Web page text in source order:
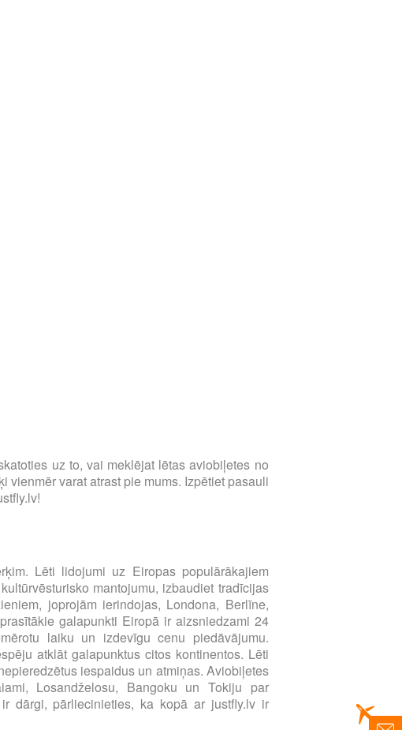
uz to, vai meklējat lētas aviobiļetes no
varat atrast pie mums. Izpētiet pasauli
Lēti lidojumi uz Eiropas populārākajiem
mantojumu, izbaudiet tradīcijas
joprojām ierindojas, Londona, Berlīne,
galapunkti Eiropā ir aizsniedzami 24
laiku un izdevīgu cenu piedāvājumu.
atklāt galapunktus citos kontinentos. Lēti
iespaidus un atmiņas. Aviobiļetes
Losandželosu, Bangoku un Tokiju par
dārgi, pārliecinieties, ka kopā ar justfly.lv ir